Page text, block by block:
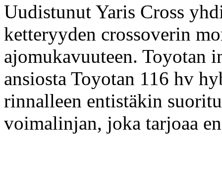
Uudistunut Yaris Cross
ketteryyden crossoverin
ajomukavuuteen. Toyotan
ansiosta Toyotan 116 hv
rinnalleen entistäkin
voimalinjan, joka tarjoaa